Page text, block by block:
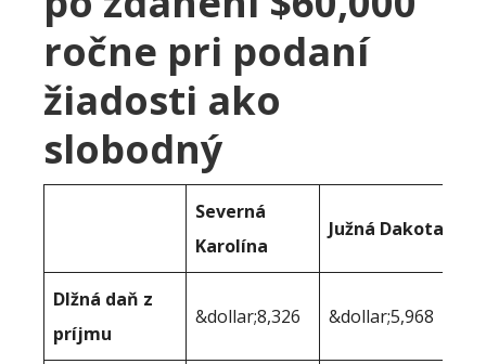
ročne pri podaní
žiadosti ako
slobodný
Severná
Karolína
Južná Dakota
Dlžná daň z
príjmu
&dollar;8,326 &dollar;5,968